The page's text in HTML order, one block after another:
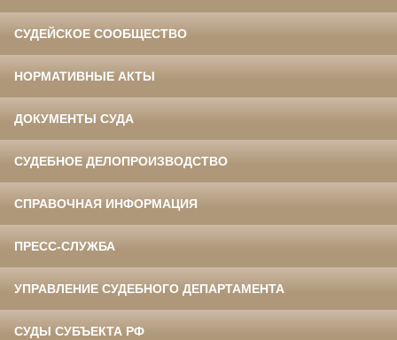
СУДЕЙСКОЕ СООБЩЕСТВО
НОРМАТИВНЫЕ АКТЫ
ДОКУМЕНТЫ СУДА
СУДЕБНОЕ ДЕЛОПРОИЗВОДСТВО
СПРАВОЧНАЯ ИНФОРМАЦИЯ
ПРЕСС-СЛУЖБА
УПРАВЛЕНИЕ СУДЕБНОГО ДЕПАРТАМЕНТА
СУДЫ СУБЪЕКТА РФ